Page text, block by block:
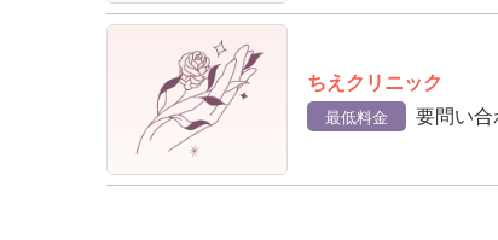
ちえクリニック
最低料金 要問い